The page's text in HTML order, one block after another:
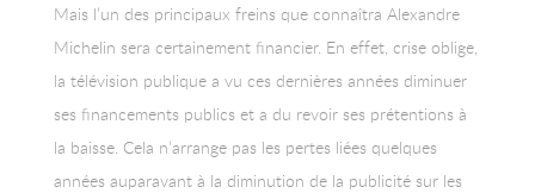
Mais l’un des principaux freins que connaîtra Alexandre
Michelin sera certainement financier. En effet, crise oblige,
la télévision publique a vu ces dernières années diminuer
ses financements publics et a du revoir ses prétentions à
la baisse. Cela n’arrange pas les pertes liées quelques
années auparavant à la diminution de la publicité sur les